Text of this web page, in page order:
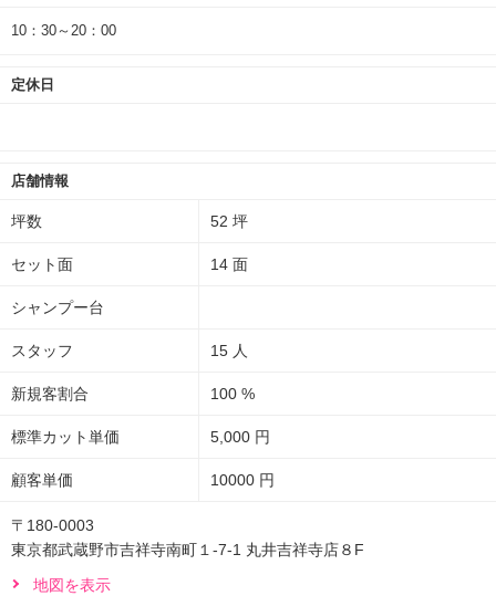
10：30～20：00
定休日
店舗情報
坪数 52 坪
セット面 14 面
シャンプー台
スタッフ 15 人
新規客割合 100 %
標準カット単価 5,000 円
顧客単価 10000 円
〒180-0003
東京都武蔵野市吉祥寺南町１-7-1 丸井吉祥寺店８F
地図を表示